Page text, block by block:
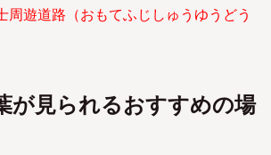
遊道路（おもてふじしゅうゆうどう
が見られるおすすめの場